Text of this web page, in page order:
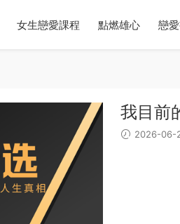
女生戀愛課程 點燃雄心 戀
我目前
2026-06-